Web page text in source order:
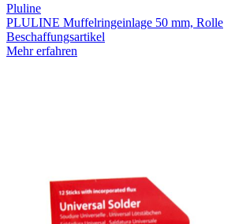
Pluline
PLULINE Muffelringeinlage 50 mm, Rolle
Beschaffungsartikel
Mehr erfahren